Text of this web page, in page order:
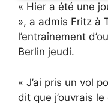
« Hier a été une
», a admis Fritz à
l’entraînement
Berlin jeudi.
« J’ai pris un vol
dit que j’ouvrais